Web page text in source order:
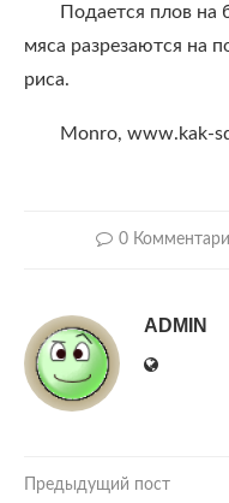
Подается плов на
мяса разрезаются на
риса.
Monro, www.kak-
0
ADMIN
Предыдущий пост